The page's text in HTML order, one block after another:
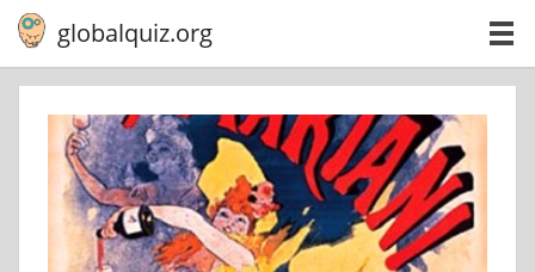
globalquiz.org